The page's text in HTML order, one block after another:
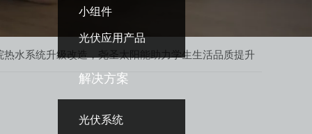
小组件
光伏应用产品
解决方案
光伏系统
热水系统升级改造，尧圣太阳能助力学生生活品质提升